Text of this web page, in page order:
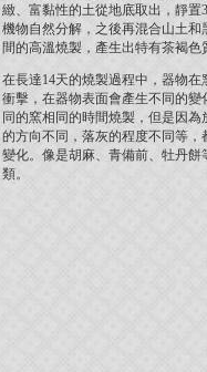
緻、富黏性的土從地底取出，靜
機物自然分解，之後再混合山土
間的高溫燒製，產生出特有茶褐色
在長達14天的燒製過程中，器物
衝擊，在器物表面會產生不同的變
同的窯相同的時間燒製，但是因
的方向不同，落灰的程度不同等
變化。像是胡麻、青備前、牡丹
類。